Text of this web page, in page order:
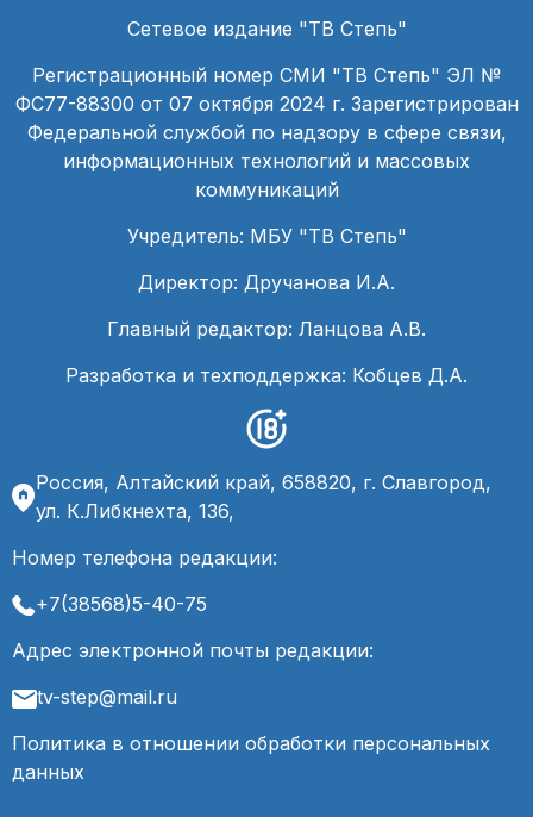
Сетевое издание "ТВ Степь"
Регистрационный номер СМИ "ТВ Степь" ЭЛ №
ФС77-88300 от 07 октября 2024 г. Зарегистрирован
Федеральной службой по надзору в сфере связи,
информационных технологий и массовых
коммуникаций
Учредитель: МБУ "ТВ Степь"
Директор: Дручанова И.А.
Главный редактор: Ланцова А.В.
Разработка и техподдержка: Кобцев Д.А.
Россия, Алтайский край, 658820, г. Славгород,
ул. К.Либкнехта, 136,
Номер телефона редакции:
+7(38568)5-40-75
Адрес электронной почты редакции:
tv-step@mail.ru
Политика в отношении обработки персональных
данных